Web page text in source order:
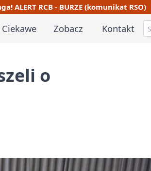
ALERT RCB - BURZE (komunikat RSO)
Ciekawe Zobacz Kontakt
o